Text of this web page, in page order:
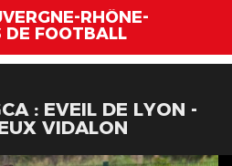
RHÔNE-
DE FOOTBALL
: EVEIL DE LYON -
VIDALON